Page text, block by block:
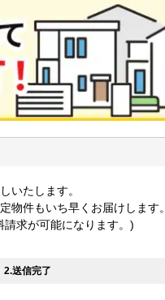
いたします。
物件もいち早くお届けします。
求が可能になります。)
2.送信完了